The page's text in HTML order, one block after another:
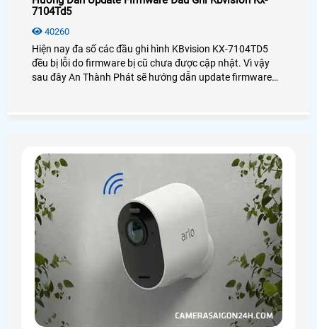
7104Td5
40260
Hiện nay đa số các đầu ghi hình KBvision KX-7104TD5
đều bị lỗi do firmware bị cũ chưa được cập nhật. Vì vậy
sau đây An Thành Phát sẽ hướng dẫn update firmware